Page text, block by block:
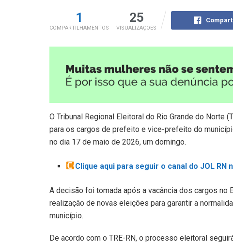
1
COMPARTILHAMENTOS
25
VISUALIZAÇÕES
O Tribunal Regional Eleitoral do Rio Grande do Norte
para os cargos de prefeito e vice-prefeito do
no dia 17 de maio de 2026, um domingo.
Clique aqui para seguir o canal do JOL RN
A decisão foi tomada após a vacância dos cargos no
realização de novas eleições para garantir a
município.
De acordo com o TRE-RN, o processo eleitoral